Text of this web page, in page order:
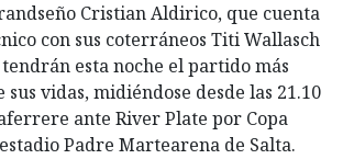
Cristian Aldirico, que cuenta
con sus coterráneos Titi Wallasch
esta noche el partido más
vidas, midiéndose desde las 21.10
ante River Plate por Copa
Padre Martearena de Salta.